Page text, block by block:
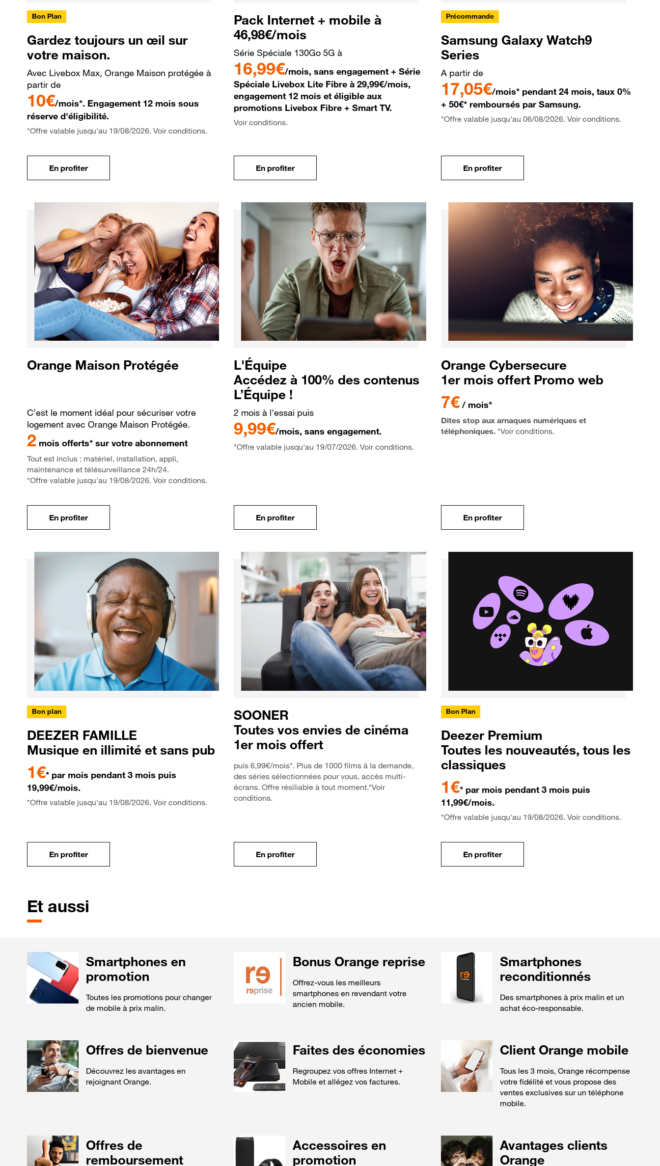
Bon Plan
Gardez toujours un œil sur
votre maison.
Avec Livebox Max, Orange Maison protégée à
partir de
10€/mois*. Engagement 12 mois sous
réserve d'éligibilité.
*Offre valable jusqu'au 19/08/2026. Voir conditions.
En profiter
Pack Internet + mobile à
46,98€/mois
Série Spéciale 130Go 5G à
16,99€/mois, sans engagement + Série
Spéciale Livebox Lite Fibre à 29,99€/mois,
engagement 12 mois et éligible aux
promotions Livebox Fibre + Smart TV.
Voir conditions.
En profiter
Précommande
Samsung Galaxy Watch9
Series
A partir de
17,05€/mois* pendant 24 mois, taux 0%
+ 50€* remboursés par Samsung.
*Offre valable jusqu'au 06/08/2026. Voir conditions.
En profiter
Orange Maison Protégée
C’est le moment idéal pour sécuriser votre
logement avec Orange Maison Protégée.
2 mois offerts* sur votre abonnement
Tout est inclus : matériel, installation, appli,
maintenance et télésurveillance 24h/24.
*Offre valable jusqu'au 19/08/2026. Voir conditions.
En profiter
L'Équipe
Accédez à 100% des contenus
L’Équipe !
2 mois à l'essai puis
9,99€/mois, sans engagement.
*Offre valable jusqu'au 19/07/2026. Voir conditions.
En profiter
Orange Cybersecure
1er mois offert Promo web
7€/ mois*
Dites stop aux arnaques numériques et
téléphoniques.*Voir conditions.
En profiter
Bon plan
DEEZER FAMILLE
Musique en illimité et sans pub
1€* par mois pendant 3 mois puis
19,99€/mois.
*Offre valable jusqu'au 19/08/2026. Voir conditions.
En profiter
SOONER
Toutes vos envies de cinéma
1er mois offert
puis 6,99€/mois*. Plus de 1000 films à la demande,
des séries sélectionnées pour vous, accès multi-
écrans. Offre résiliable à tout moment.*Voir
conditions.
En profiter
Bon Plan
Deezer Premium
Toutes les nouveautés, tous les
classiques
1€* par mois pendant 3 mois puis
11,99€/mois.
*Offre valable jusqu'au 19/08/2026. Voir conditions.
En profiter
Et aussi
Smartphones en
promotion
Toutes les promotions pour changer
de mobile à prix malin.
Bonus Orange reprise
Offrez-vous les meilleurs
smartphones en revendant votre
ancien mobile.
Smartphones
reconditionnés
Des smartphones à prix malin et un
achat éco-responsable.
Offres de bienvenue
Découvrez les avantages en
rejoignant Orange.
Faites des économies
Regroupez vos offres Internet +
Mobile et allégez vos factures.
Client Orange mobile
Tous les 3 mois, Orange récompense
votre fidélité et vous propose des
ventes exclusives sur un téléphone
mobile.
Offres de
remboursement
Accessoires en
promotion
Avantages clients
Orange